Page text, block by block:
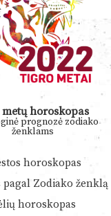
metų horoskopas
prognozė zodiako
ženklams
horoskopas
pagal Zodiako ženklą
horoskopas